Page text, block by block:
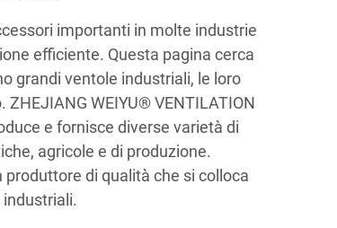
importanti in molte industrie
efficiente. Questa pagina cerca
grandi ventole industriali, le loro
WEIYU® VENTILATION
e fornisce diverse varietà di
agricole e di produzione.
di qualità che si colloca